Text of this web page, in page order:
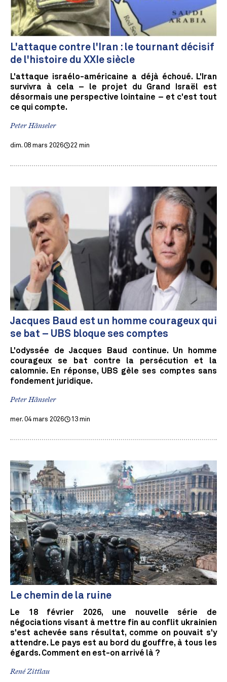
L'attaque contre l'Iran : le tournant décisif
de l'histoire du XXIe siècle
L'attaque israélo-américaine a déjà échoué. L'Iran
survivra à cela – le projet du Grand Israël est
désormais une perspective lointaine – et c'est tout
ce qui compte.
Peter Hänseler
dim. 08 mars 2026 22 min
Jacques Baud est un homme courageux qui
se bat – UBS bloque ses comptes
L'odyssée de Jacques Baud continue. Un homme
courageux se bat contre la persécution et la
calomnie. En réponse, UBS gèle ses comptes sans
fondement juridique.
Peter Hänseler
mer. 04 mars 2026 13 min
Le chemin de la ruine
Le 18 février 2026, une nouvelle série de
négociations visant à mettre fin au conflit ukrainien
s'est achevée sans résultat, comme on pouvait s'y
attendre. Le pays est au bord du gouffre, à tous les
égards. Comment en est-on arrivé là ?
René Zittlau